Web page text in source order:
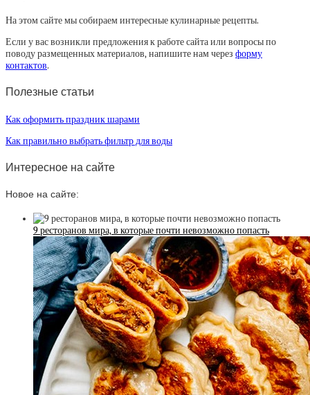
На этом сайте мы собираем интересные кулинарные рецепты.
Если у вас возникли предложения к работе сайта или вопросы по
поводу размещенных материалов, напишите нам через форму
контактов.
Полезные статьи
Как оформить праздник шарами
Как правильно выбрать фильтр для воды
Интересное на сайте
Новое на сайте:
9 ресторанов мира, в которые почти невозможно попасть